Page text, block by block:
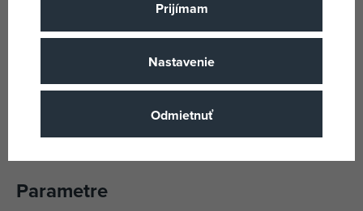
pružného plastu s lesklým povrchom.
Rozmery traktora (š vh): 34,5 x 18 x 20,5 cm
Mierka: 1:16
Parametre
Prijímam
Nastavenie
Odmietnuť